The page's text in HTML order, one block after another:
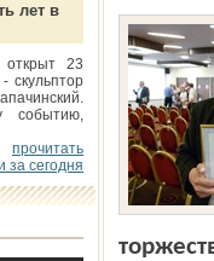
лет в
23
скульптор
событию,
прочитать
за сегодня